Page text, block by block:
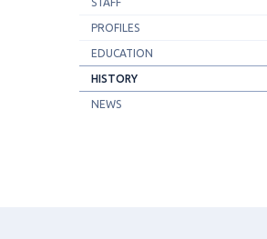
PROFILES
EDUCATION
HISTORY
NEWS